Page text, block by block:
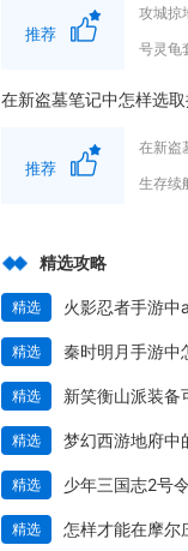
推荐
攻城掠
号灵龟
在新盗墓笔记中怎样选
推荐
在新盗
生存续
精选攻略
精选 火影忍者手游中
精选 秦时明月手游中
精选 新笑衡山派装备
精选
精选 少年三国志2号
精选 怎样才能在摩尔